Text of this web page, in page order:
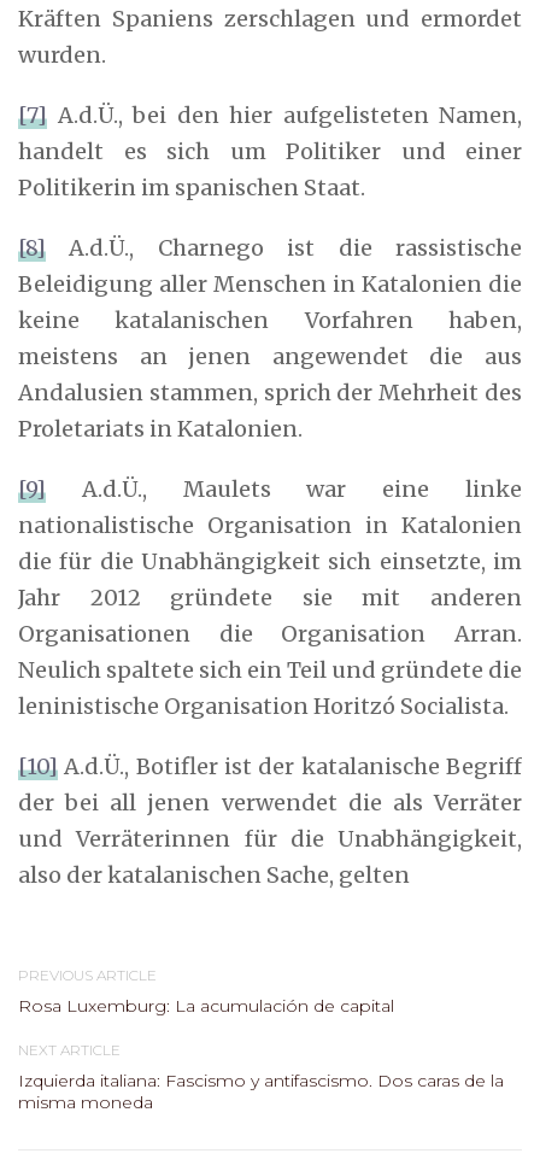
Kräften Spaniens zerschlagen und ermordet
wurden.
[7] A.d.Ü., bei den hier aufgelisteten Namen,
handelt es sich um Politiker und einer
Politikerin im spanischen Staat.
[8] A.d.Ü., Charnego ist die rassistische
Beleidigung aller Menschen in Katalonien die
keine katalanischen Vorfahren haben,
meistens an jenen angewendet die aus
Andalusien stammen, sprich der Mehrheit des
Proletariats in Katalonien.
[9] A.d.Ü., Maulets war eine linke
nationalistische Organisation in Katalonien
die für die Unabhängigkeit sich einsetzte, im
Jahr 2012 gründete sie mit anderen
Organisationen die Organisation Arran.
Neulich spaltete sich ein Teil und gründete die
leninistische Organisation Horitzó Socialista.
[10] A.d.Ü., Botifler ist der katalanische Begriff
der bei all jenen verwendet die als Verräter
und Verräterinnen für die Unabhängigkeit,
also der katalanischen Sache, gelten
PREVIOUS ARTICLE
Rosa Luxemburg: La acumulación de capital
NEXT ARTICLE
Izquierda italiana: Fascismo y antifascismo. Dos caras de la
misma moneda